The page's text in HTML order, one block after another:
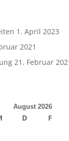
1. April 2023
2021
21. Februar
August 2026
D F